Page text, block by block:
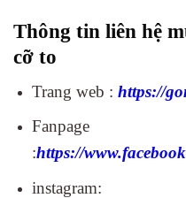
Thông tin liên hệ
cỡ to
Trang web : https://
Fanpage
:https://
instagram: